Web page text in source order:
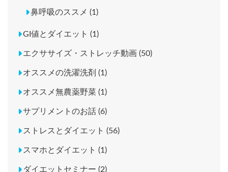
鼻呼吸のススメ (1)
GI値とダイエット (1)
エクササイズ・ストレッチ動画 (50)
オススメの洗濯洗剤 (1)
オススメ無農薬野菜 (1)
サプリメントのお話 (6)
ストレスとダイエット (56)
スマホとダイエット (1)
ダイエットセミナー (2)